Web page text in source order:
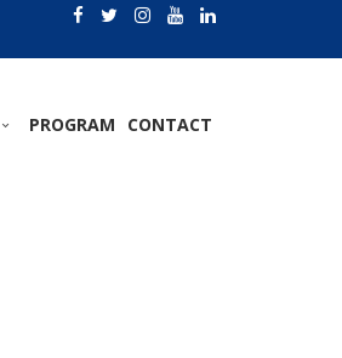
PROGRAM CONTACT